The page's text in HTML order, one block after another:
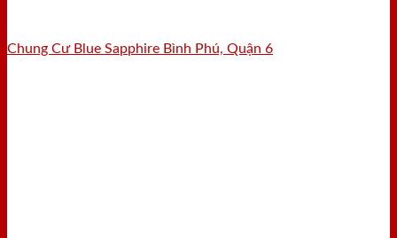
Chung Cư Blue Sapphire Bình Phú, Quận 6